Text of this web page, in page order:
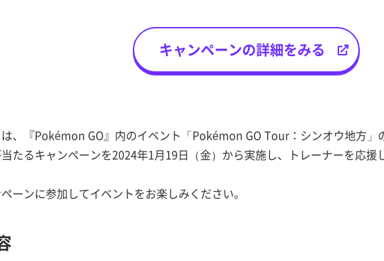
キャンペーンの詳細をみる
、『Pokémon GO』内のイベント「Pokémon GO Tour：シンオウ地方」
たるキャンペーンを2024年1月19日（金）から実施し、トレーナーを応援
ーンに参加してイベントをお楽しみください。